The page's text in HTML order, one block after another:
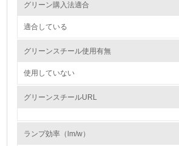
グリーン購入法適合
適合している
グリーンスチール使用有無
使用していない
グリーンスチールURL
ランプ効率（lm/w）